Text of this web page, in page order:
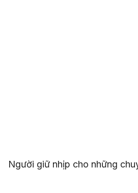
Người giữ nhịp cho những